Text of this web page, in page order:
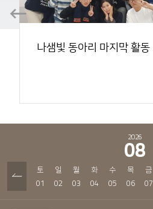
나샘빛 동아리 마지막 활동
2026
08
토
01
일
02
월
03
화
04
수
05
목
06
금
07